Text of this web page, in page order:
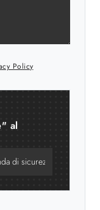
Policy
al